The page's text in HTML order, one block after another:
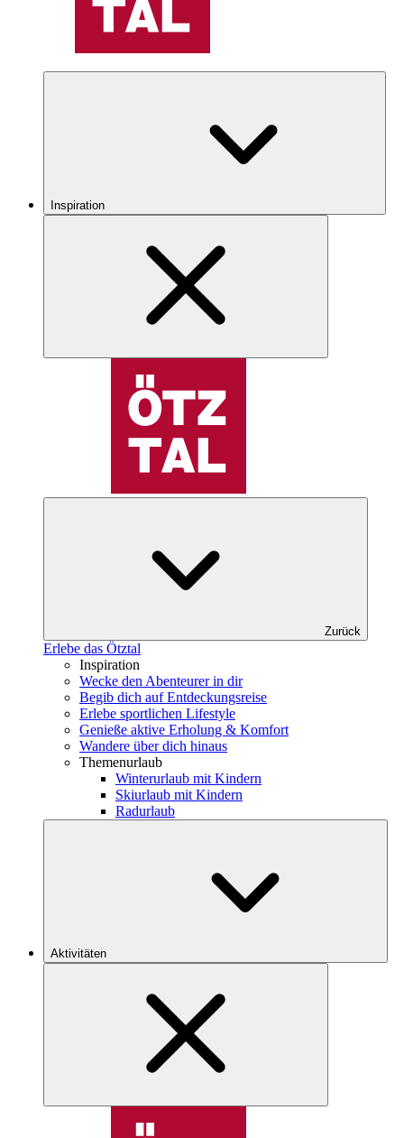
Inspiration
Zurück
Erlebe das Ötztal
Inspiration
Wecke den Abenteurer in dir
Begib dich auf Entdeckungsreise
Erlebe sportlichen Lifestyle
Genieße aktive Erholung & Komfort
Wandere über dich hinaus
Themenurlaub
Winterurlaub mit Kindern
Skiurlaub mit Kindern
Radurlaub
Aktivitäten